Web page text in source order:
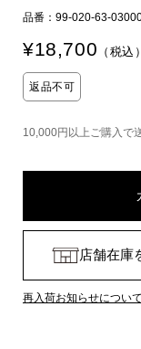
品番：99-020-63-
¥18,700 （税込）
返品不可
10,000円以上ご購入で
店舗在庫
再入荷お知らせについて